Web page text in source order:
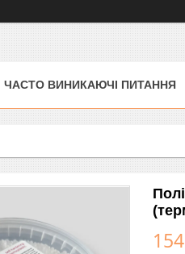
ЧАСТО ВИНИКАЮЧІ ПИТАННЯ